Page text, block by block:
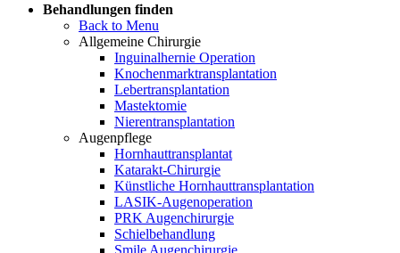
Behandlungen finden
Back to Menu
Allgemeine Chirurgie
Inguinalhernie Operation
Knochenmarktransplantation
Lebertransplantation
Mastektomie
Nierentransplantation
Augenpflege
Hornhauttransplantat
Katarakt-Chirurgie
Künstliche Hornhauttransplantation
LASIK-Augenoperation
PRK Augenchirurgie
Schielbehandlung
Smile Augenchirurgie